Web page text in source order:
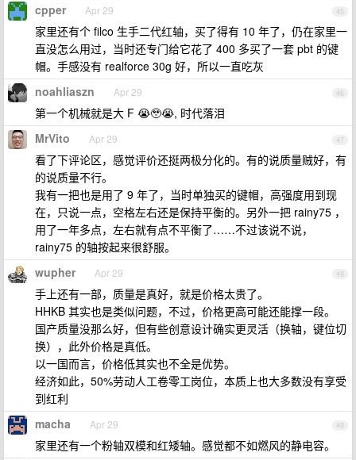
45
cpper Apr 29
家里还有个 filco 生手二代红轴，买了得有 10 年了，仍在家里一
直没怎么用过，当时还专门给它花了 400 多买了一套 pbt 的键
帽。手感没有 realforce 30g 好，所以一直吃灰
46
noahliaszn Apr 29
第一个机械就是大 F 😭🥹😭, 时代落泪
47
MrVito Apr 29
看了下评论区，感觉评价还挺两极分化的。有的说质量贼好，有
的说质量不行。
我有一把也是用了 9 年了，当时单独买的键帽，高强度用到现
在，只说一点，空格左右还是保持平衡的。另外一把 rainy75 ，
用了一年多点，左右就有点不平衡了……不过该说不说，
rainy75 的轴按起来很舒服。
48
wupher Apr 29
手上还有一部，质量是真好，就是价格太贵了。
HHKB 其实也是类似问题，不过，价格更高可能还能撑一段。
国产质量没那么好，但有些创意设计确实更灵活（换轴，键位切
换），此外价格是真低。
以一国而言，价格低其实也不全是优势。
经济如此，50%劳动人工卷零工岗位，本质上也大多数没有享受
到红利
49
macha Apr 29
家里还有一个粉轴双模和红矮轴。感觉都不如燃风的静电容。